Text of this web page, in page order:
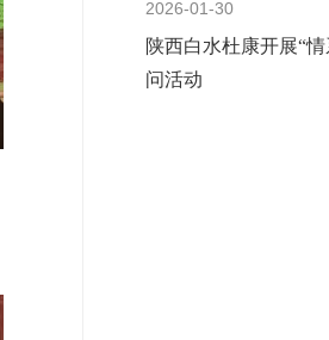
2026-01-30
陕西白水杜康开展“
问活动